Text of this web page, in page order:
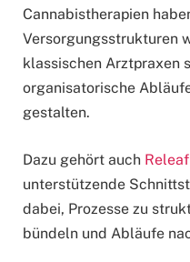
Cannabistherapien
Versorgungsstrukturen
klassischen Arztpraxen
organisatorische
gestalten.
Dazu gehört auch
unterstützende
dabei, Prozesse zu
bündeln und Abläufe